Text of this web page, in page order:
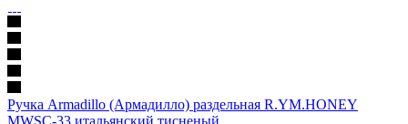
Ручка Armadillo (Армадилло) раздельная R.YM.HONEY
MWSC-33 итальянский тисненый